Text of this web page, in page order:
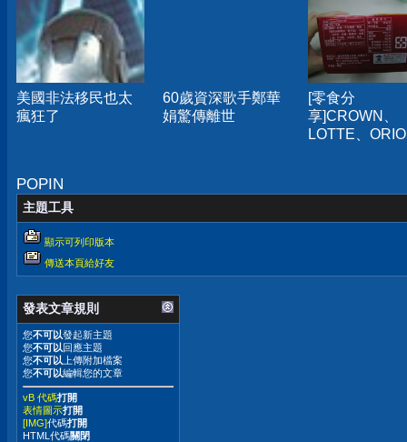
美國非法移民也太
瘋狂了
60歲資深歌手鄭華
娟驚傳離世
[零食分
享]CROWN、
LOTTE、
POPIN
主題工具
顯示可列印版本
傳送本頁給好友
發表文章規則
您不可以發起新主題
您不可以 回應主題
您不可以 上傳附加檔案
您不可以編輯您的文章
vB 代碼打開
表情圖示打開
[IMG]代碼打開
HTML代碼關閉